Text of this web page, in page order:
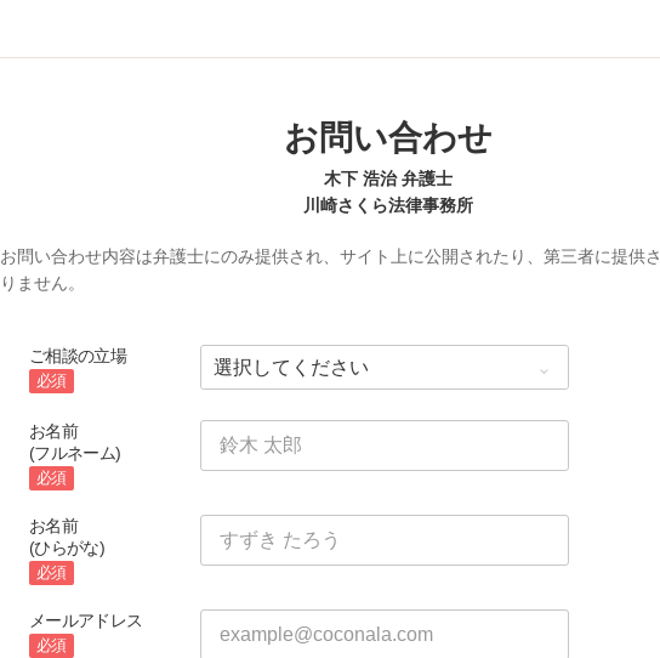
お問い合わせ
木下 浩治 弁護士
川崎さくら法律事務所
お問い合わせ内容は弁護士にのみ提供され、サイト上に公開されたり、第三者に提供
りません。
ご相談の立場
必須
お名前
(フルネーム)
必須
お名前
(ひらがな)
必須
メールアドレス
必須